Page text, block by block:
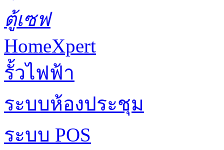
ตู้เซฟ
HomeXpert
รั้วไฟฟ้า
ระบบห้องประชุม
ระบบ POS